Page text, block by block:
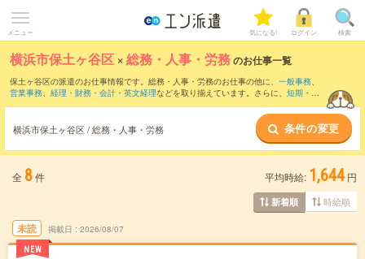
メニュー 気になる! ログイン 検索
横浜市保土ヶ谷区 ×総務・人事・労務のお仕事一覧
保土ヶ谷区の派遣のお仕事情報です。総務・人事・労務のお仕事の他に、 一般事務、
営業事務、 経理・財務・会計・英文経理などを取り揃えています。さらに、 短期 ・ 単
横浜市保土ヶ谷区 / 総務・人事・労務 条件の変更
全 8件 平均時給: 1,644 円
新着順 時給順
未読
NEW
掲載日 2026/08/07